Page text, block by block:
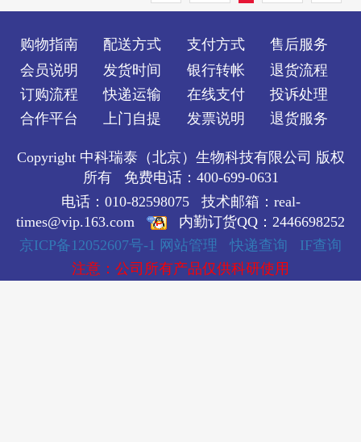
购物指南
会员说明
订购流程
合作平台
配送方式
发货时间
快递运输
上门自提
支付方式
银行转帐
在线支付
发票说明
售后服务
退货流程
投诉处理
退货服务
Copyright 中科瑞泰（北京）生物科技有限公司 版权
所有 免费电话：400-699-0631
电话：010-82598075 技术邮箱：real-
times@vip.163.com
内勤订货QQ：2446698252
京ICP备12052607号-1 网站管理 快递查询
IF查询
注意：公司所有产品仅供科研使用